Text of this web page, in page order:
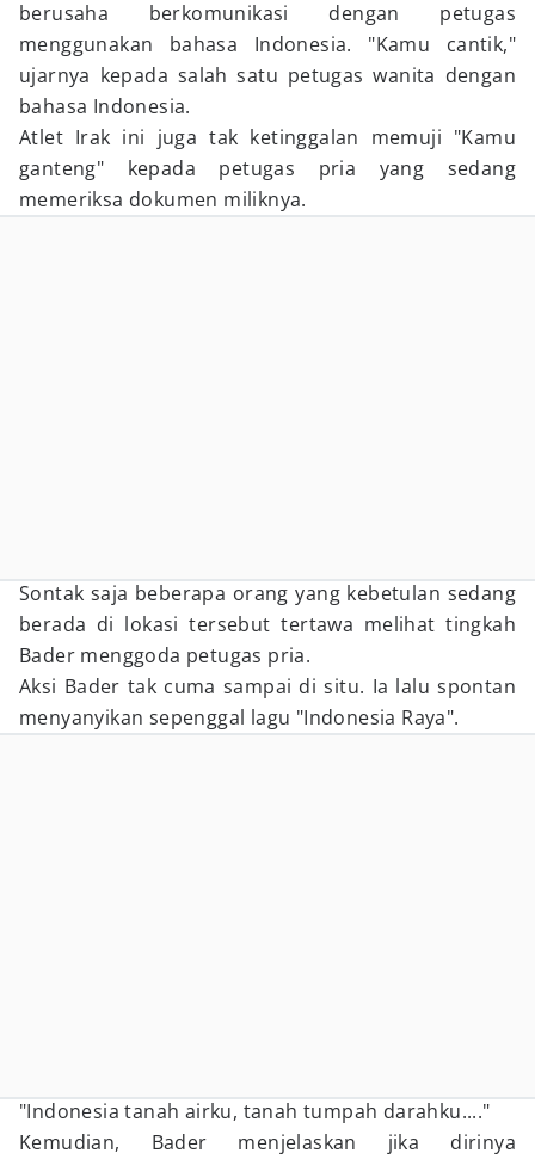
berusaha berkomunikasi dengan petugas
menggunakan bahasa Indonesia. "Kamu cantik,"
ujarnya kepada salah satu petugas wanita dengan
bahasa Indonesia.
Atlet Irak ini juga tak ketinggalan memuji "Kamu
ganteng" kepada petugas pria yang sedang
memeriksa dokumen miliknya.
Sontak saja beberapa orang yang kebetulan sedang
berada di lokasi tersebut tertawa melihat tingkah
Bader menggoda petugas pria.
Aksi Bader tak cuma sampai di situ. Ia lalu spontan
menyanyikan sepenggal lagu "Indonesia Raya".
"Indonesia tanah airku, tanah tumpah darahku...."
Kemudian, Bader menjelaskan jika dirinya